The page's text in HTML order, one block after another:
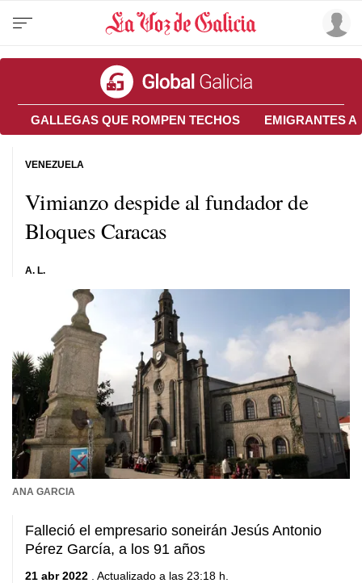
GALLEGAS QUE ROMPEN TECHOS EMIGRANTES A
Vimianzo despide al fundador de
Bloques Caracas
A. L.
VENEZUELA
ANA GARCIA
Falleció el empresario soneirán Jesús Antonio
Pérez García, a los 91 años
21 abr 2022 . Actualizado a las 23:18 h.